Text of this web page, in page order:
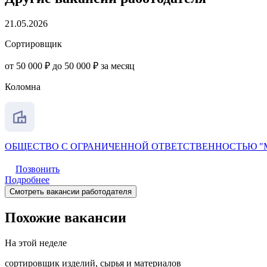
21.05.2026
Сортировщик
от 50 000 ₽ до 50 000 ₽ за месяц
Коломна
ОБЩЕСТВО С ОГРАНИЧЕННОЙ ОТВЕТСТВЕННОСТЬЮ
Позвонить
Подробнее
Смотреть вакансии работодателя
Похожие вакансии
На этой неделе
сортировщик изделий, сырья и материалов